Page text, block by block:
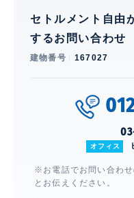
セトルメント自由
するお問い合わせ
建物番号 167027
オフィス
※お電話でお問い合わせ
とお伝えください。